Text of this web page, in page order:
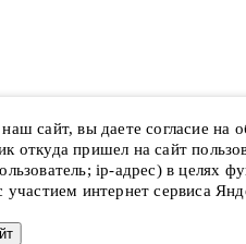
сайт, вы даете согласие на
откуда пришел на сайт
ip-адрес) в целях
участием интернет сервиса